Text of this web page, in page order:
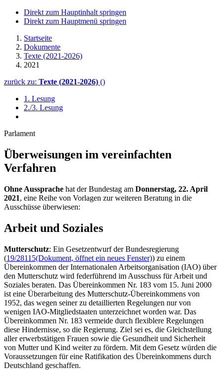
Direkt zum Hauptinhalt springen
Direkt zum Hauptmenü springen
Startseite
Dokumente
Texte (2021-2026)
2021
zurück zu: Texte (2021-2026) ()
1. Lesung
2./3. Lesung
Parlament
Überweisungen im vereinfachten
Verfahren
Ohne Aussprache hat der Bundestag am Donnerstag, 22. April
2021, eine Reihe von Vorlagen zur weiteren Beratung in die
Ausschüsse überwiesen:
Arbeit und Soziales
Mutterschutz: Ein Gesetzentwurf der Bundesregierung
(19/28115(Dokument, öffnet ein neues Fenster)) zu einem
Übereinkommen der Internationalen Arbeitsorganisation (IAO) über
den Mutterschutz wird federführend im Ausschuss für Arbeit und
Soziales beraten. Das Übereinkommen Nr. 183 vom 15. Juni 2000
ist eine Überarbeitung des Mutterschutz-Übereinkommens von
1952, das wegen seiner zu detaillierten Regelungen nur von
wenigen IAO-Mitgliedstaaten unterzeichnet worden war. Das
Übereinkommen Nr. 183 vermeide durch flexiblere Regelungen
diese Hindernisse, so die Regierung. Ziel sei es, die Gleichstellung
aller erwerbstätigen Frauen sowie die Gesundheit und Sicherheit
von Mutter und Kind weiter zu fördern. Mit dem Gesetz würden die
Voraussetzungen für eine Ratifikation des Übereinkommens durch
Deutschland geschaffen.